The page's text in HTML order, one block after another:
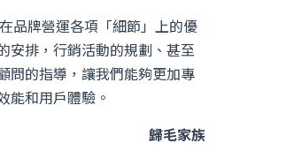
品牌營運各項「細節」上的優
安排，行銷活動的規劃、甚至
問的指導，讓我們能夠更加專
能和用戶體驗。
歸毛家族